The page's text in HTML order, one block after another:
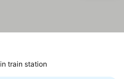
train station